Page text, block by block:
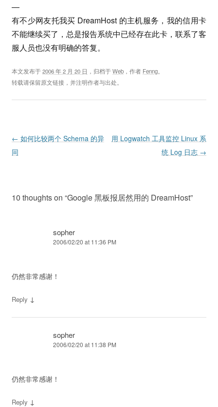
—
有不少网友托我买 DreamHost 的主机服务，我的信用卡
不能继续买了，总是报告系统中已经存在此卡，联系了客
服人员也没有明确的答复。
本文发布于2006 年 2 月 20 日 ，归档于Web ，作者 Fenng。
转载请保留原文链接，并注明作者与出处。
Post navigation
← 如何比较两个 Schema 的异
同
用 Logwatch 工具监控 Linux 系
统 Log 日志 →
10 thoughts on “Google 黑板报居然用的 DreamHost”
sopher
2006/02/20 at 11:36 PM
仍然非常感谢！
Reply ↓
sopher
2006/02/20 at 11:38 PM
仍然非常感谢！
Reply ↓